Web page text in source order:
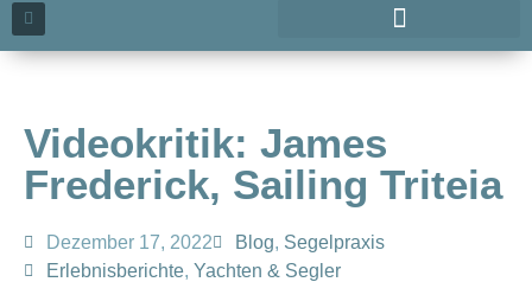
Videokritik: James
Frederick, Sailing Triteia
Dezember 17, 2022 Blog, Segelpraxis
Erlebnisberichte, Yachten & Segler